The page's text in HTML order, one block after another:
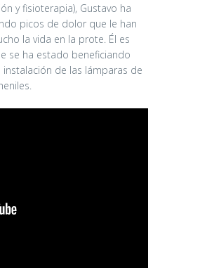
y fisioterapia), Gustavo ha
picos de dolor que le han
la vida en la prote. Él es
se ha estado beneficiando
de las lámparas de